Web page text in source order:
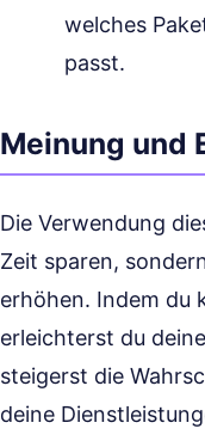
welches
passt.
Meinung und
Die Verwendung
Zeit sparen,
erhöhen. Indem du
erleichterst du
steigerst die
deine